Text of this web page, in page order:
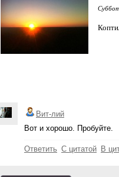
Вит-лий
Вот и хорошо. Пробуйте.
Ответить С цитатой В